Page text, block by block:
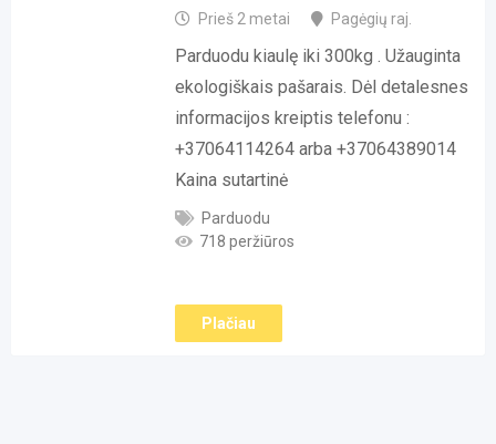
Prieš 2 metai
Pagėgių raj.
Parduodu kiaulę iki 300kg . Užauginta
ekologiškais pašarais. Dėl detalesnes
informacijos kreiptis telefonu :
+37064114264 arba +37064389014
Kaina sutartinė
Parduodu
718 peržiūros
Plačiau